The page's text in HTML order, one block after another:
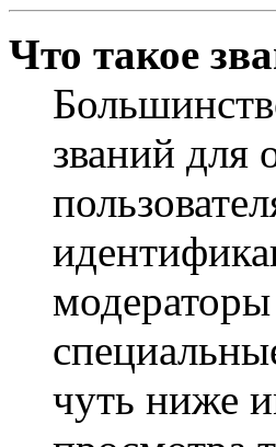
Что такое
званий для
чуть ниже